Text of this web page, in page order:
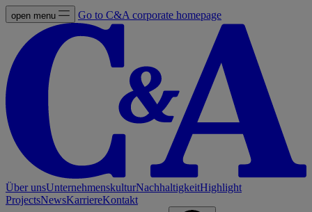
open menu Go to C&A corporate homepage
Über unsUnternehmenskulturNachhaltigkeitHighlight
ProjectsNewsKarriereKontakt